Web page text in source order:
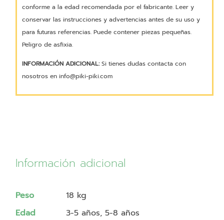
conforme a la edad recomendada por el fabricante. Leer y
conservar las instrucciones y advertencias antes de su uso y
para futuras referencias. Puede contener piezas pequeñas.
Peligro de asfixia.
INFORMACIÓN ADICIONAL:Si tienes dudas contacta con
nosotros en info@piki-piki.com
Información adicional
Peso
18 kg
Edad
3-5 años, 5-8 años